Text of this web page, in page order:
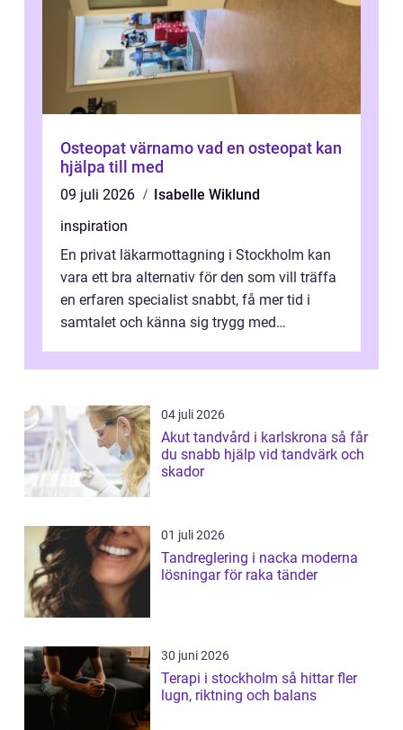
Osteopat värnamo vad en osteopat kan
hjälpa till med
09 juli 2026
Isabelle Wiklund
inspiration
En privat läkarmottagning i Stockholm kan
vara ett bra alternativ för den som vill träffa
en erfaren specialist snabbt, få mer tid i
samtalet och känna sig trygg med
04 juli 2026
Akut tandvård i karlskrona så får
du snabb hjälp vid tandvärk och
skador
01 juli 2026
Tandreglering i nacka moderna
lösningar för raka tänder
30 juni 2026
Terapi i stockholm så hittar fler
lugn, riktning och balans